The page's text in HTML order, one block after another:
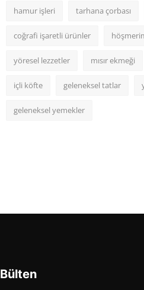
hamur işleri tarhana çorbası
coğrafi işaretli ürünler
yöresel lezzetler mısır ekmeği
içli köfte geleneksel tatlar
geleneksel yemekler
Bülten